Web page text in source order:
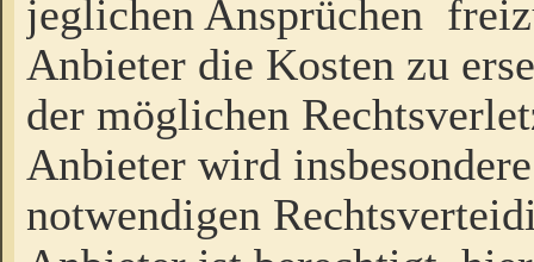
jeglichen Ansprüchen
Anbieter die Kosten zu
der möglichen
Anbieter wird
notwendigen